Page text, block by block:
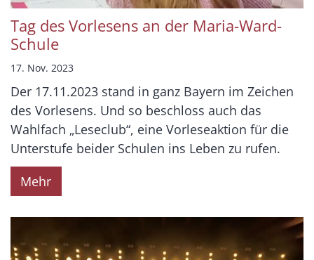
Tag des Vorlesens an der Maria-Ward-
Schule
17. Nov. 2023
Der 17.11.2023 stand in ganz Bayern im Zeichen
des Vorlesens. Und so beschloss auch das
Wahlfach „Leseclub“, eine Vorleseaktion für die
Unterstufe beider Schulen ins Leben zu rufen.
Mehr